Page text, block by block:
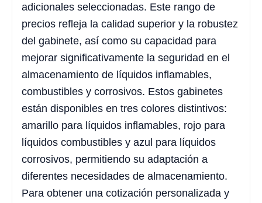
adicionales seleccionadas. Este rango de
precios refleja la calidad superior y la robustez
del gabinete, así como su capacidad para
mejorar significativamente la seguridad en el
almacenamiento de líquidos inflamables,
combustibles y corrosivos. Estos gabinetes
están disponibles en tres colores distintivos:
amarillo para líquidos inflamables, rojo para
líquidos combustibles y azul para líquidos
corrosivos, permitiendo su adaptación a
diferentes necesidades de almacenamiento.
Para obtener una cotización personalizada y